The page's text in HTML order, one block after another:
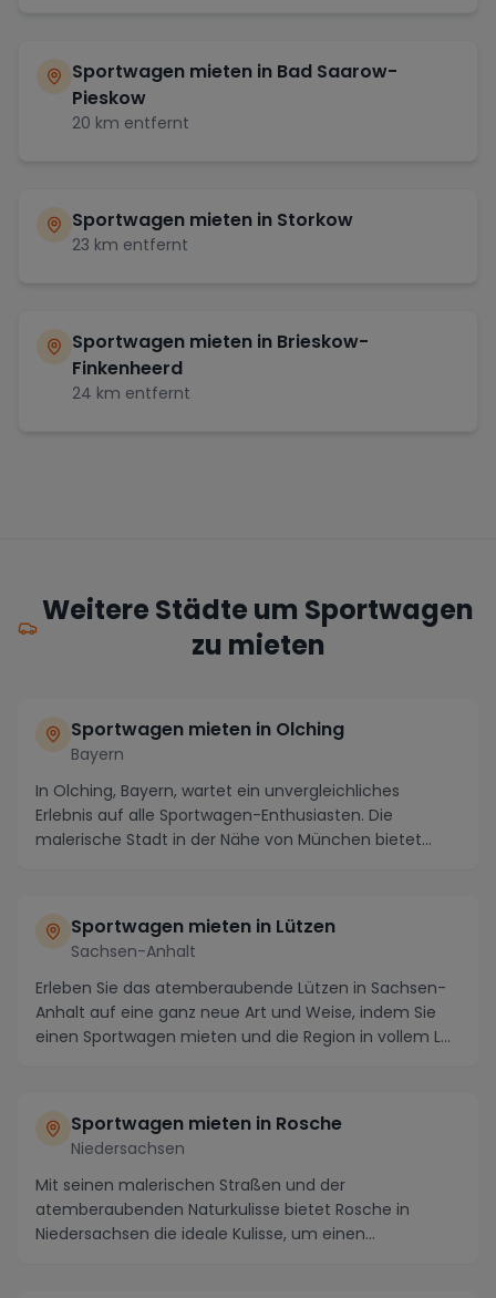
Sportwagen mieten in Bad Saarow-
Pieskow
20 km entfernt
Sportwagen mieten in Storkow
23 km entfernt
Sportwagen mieten in Brieskow-
Finkenheerd
24 km entfernt
Weitere Städte um Sportwagen
zu mieten
Sportwagen mieten in Olching
Bayern
In Olching, Bayern, wartet ein unvergleichliches
Erlebnis auf alle Sportwagen-Enthusiasten. Die
malerische Stadt in der Nähe von München bietet
Sportwagen mieten in Lützen
Sachsen-Anhalt
Erleben Sie das atemberaubende Lützen in Sachsen-
Anhalt auf eine ganz neue Art und Weise, indem Sie
einen Sportwagen mieten und die Region in vollem L...
Sportwagen mieten in Rosche
Niedersachsen
Mit seinen malerischen Straßen und der
atemberaubenden Naturkulisse bietet Rosche in
Niedersachsen die ideale Kulisse, um einen